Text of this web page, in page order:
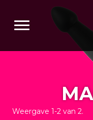
Weergave 1-2 van 2.